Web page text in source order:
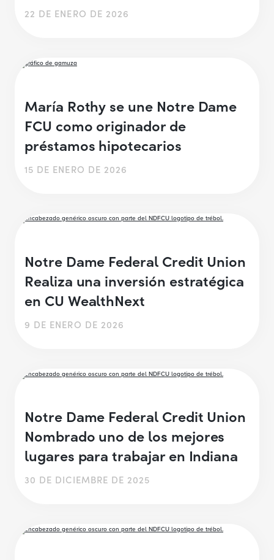
22 DE ENERO DE 2026
María Rothy se une Notre Dame
FCU como originador de
préstamos hipotecarios
15 DE ENERO DE 2026
Notre Dame Federal Credit Union
Realiza una inversión estratégica
en CU WealthNext
9 DE ENERO DE 2026
Notre Dame Federal Credit Union
Nombrado uno de los mejores
lugares para trabajar en Indiana
30 DE DICIEMBRE DE 2025